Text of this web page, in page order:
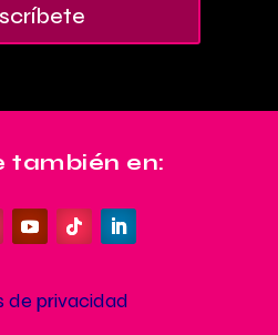
también en:
de privacidad